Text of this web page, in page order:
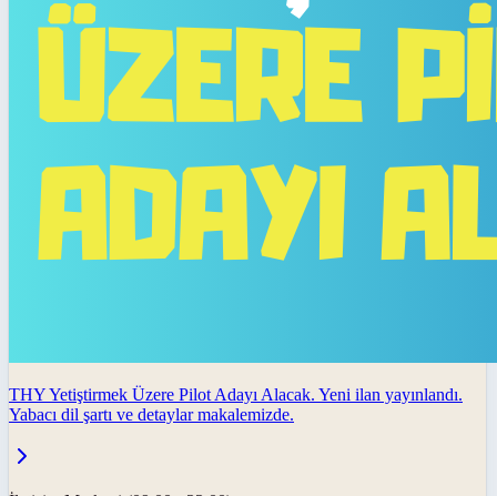
THY Yetiştirmek Üzere Pilot Adayı Alacak. Yeni ilan yayınlandı.
Yabacı dil şartı ve detaylar makalemizde.